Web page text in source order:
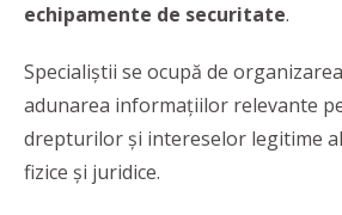
echipamente de securitate.
Specialiștii se ocupă de
adunarea informațiilor relevante
drepturilor și intereselor legitime
fizice și juridice.